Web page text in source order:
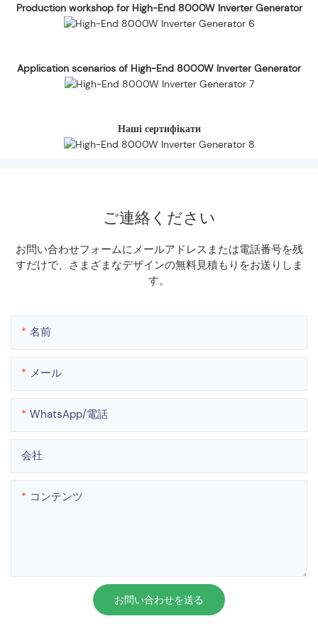
Production workshop for High-End 8000W Inverter Generator
Application scenarios of High-End 8000W Inverter Generator
Наші сертифікати
ご連絡ください
お問い合わせフォームにメールアドレスまたは電話番号を残
すだけで、さまざまなデザインの無料見積もりをお送りしま
す。
名前
メール
WhatsApp/電話
会社
コンテンツ
お問い合わせを送る